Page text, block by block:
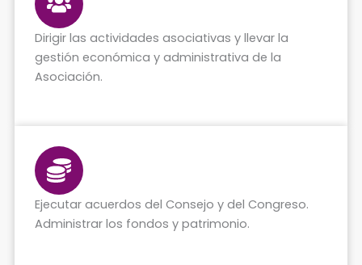
Dirigir las actividades asociativas y llevar la
gestión económica y administrativa de la
Asociación.
Ejecutar acuerdos del Consejo y del Congreso.
Administrar los fondos y patrimonio.